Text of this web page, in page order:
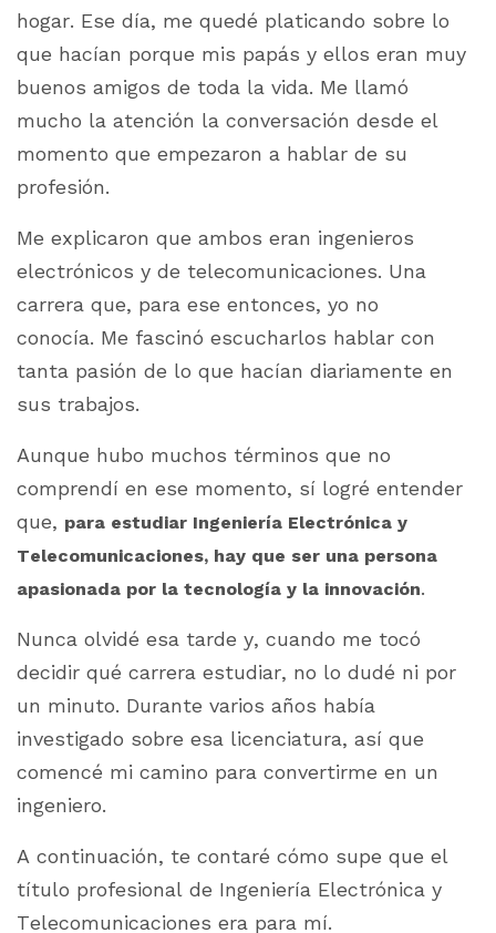
hogar. Ese día, me quedé platicando sobre lo
que hacían porque mis papás y ellos eran muy
buenos amigos de toda la vida. Me llamó
mucho la atención la conversación desde el
momento que empezaron a hablar de su
profesión.
Me explicaron que ambos eran ingenieros
electrónicos y de telecomunicaciones. Una
carrera que, para ese entonces, yo no
conocía. Me fascinó escucharlos hablar con
tanta pasión de lo que hacían diariamente en
sus trabajos.
Aunque hubo muchos términos que no
comprendí en ese momento, sí logré entender
que, para estudiar Ingeniería Electrónica y
Telecomunicaciones, hay que ser una persona
apasionada por la tecnología y la innovación.
Nunca olvidé esa tarde y, cuando me tocó
decidir qué carrera estudiar, no lo dudé ni por
un minuto. Durante varios años había
investigado sobre esa licenciatura, así que
comencé mi camino para convertirme en un
ingeniero.
A continuación, te contaré cómo supe que el
título profesional de Ingeniería Electrónica y
Telecomunicaciones era para mí.